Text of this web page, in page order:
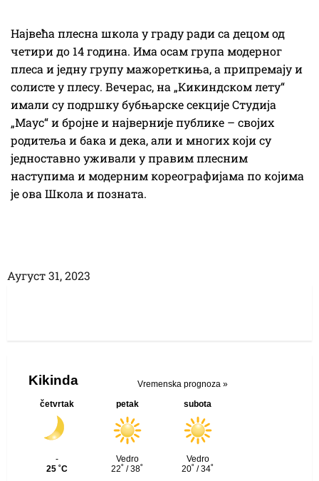
Највећа плесна школа у граду ради са децом од
четири до 14 година. Има осам група модерног
плеса и једну групу мажореткиња, а припремају и
солисте у плесу. Вечерас, на „Кикиндском лету“
имали су подршку бубњарске секције Студија
„Маус“ и бројне и најверније публике – својих
родитеља и бака и дека, али и многих који су
једноставно уживали у правим плесним
наступима и модерним кореографијама по којима
је ова Школа и позната.
Аугуст 31, 2023